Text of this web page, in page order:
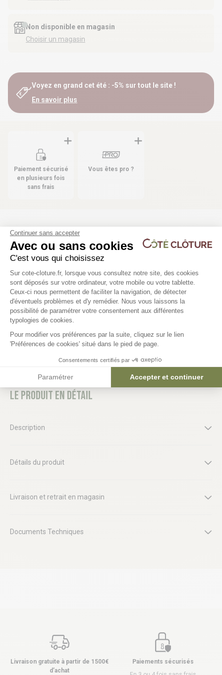
Non disponible en magasin
Choisir un magasin
Voyez en grand cet été : -5% sur tout le site !
En savoir plus
Paiement sécurisé
en plusieurs fois
sans frais
Vous êtes pro ?
Les produits compatibles
Kit batterie de secours pour
moteur ION et FACIL
363,12 €
Le produit en détail
Description
Détails du produit
Livraison et retrait en magasin
Documents Techniques
Livraison gratuite à partir de 1500€
d’achat
Paiements sécurisés
Continuer sans accepter
Avec ou sans cookies
C'est vous qui choisissez
Plateforme de Gestion du
Sur cote-cloture.fr, lorsque vous consultez notre site, des cookies
sont déposés sur votre ordinateur, votre mobile ou votre tablette.
Ceux-ci nous permettent de faciliter la navigation, de détecter
d'éventuels problèmes et d'y remédier. Nous vous laissons la
possibilité de paramétrer votre consentement aux différentes
typologies de cookies.
Pour modifier vos préférences par la suite, cliquez sur le lien
'Préférences de cookies' situé dans le pied de page.
Consentements certifiés par
Paramétrer Accepter et continuer
Axeptio consent